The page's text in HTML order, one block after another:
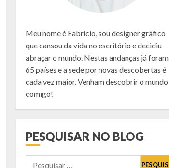
Meu nome é Fabricio, sou designer gráfico
que cansou da vida no escritório e decidiu
abraçar o mundo. Nestas andanças já foram
65 países e a sede por novas descobertas é
cada vez maior. Venham descobrir o mundo
comigo!
PESQUISAR NO BLOG
Pesquisar